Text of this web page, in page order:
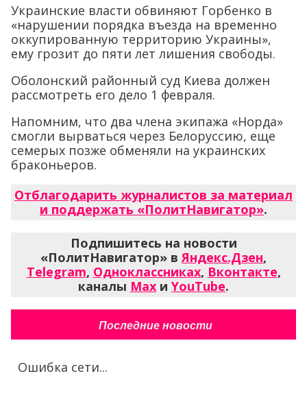
Украинские власти обвиняют Горбенко в
«нарушении порядка въезда на временно
оккупированную территорию Украины»,
ему грозит до пяти лет лишения свободы.
Оболонский районный суд Киева должен
рассмотреть его дело 1 февраля.
Напомним, что два члена экипажа «Норда»
смогли вырваться через Белоруссию, еще
семерых позже обменяли на украинских
браконьеров.
Отблагодарить журналистов за материал
и поддержать «ПолитНавигатор».
Подпишитесь на новости
«ПолитНавигатор» в Яндекс.Дзен,
Telegram, Одноклассниках, Вконтакте,
каналы Max и YouTube.
Последние новости
Ошибка сети...